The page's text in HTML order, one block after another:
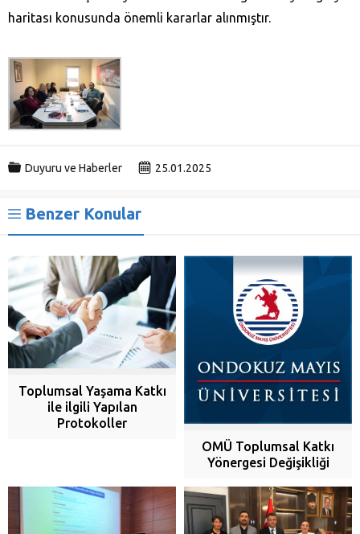
haritası konusunda önemli kararlar alınmıştır.
Duyuru ve Haberler 25.01.2025
Benzer Konular
Toplumsal Yaşama Katkı
ile ilgili Yapılan
Protokoller
OMÜ Toplumsal Katkı
Yönergesi Değişikliği